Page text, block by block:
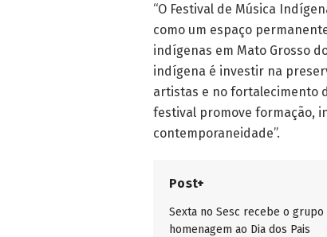
“O Festival de Música
como um espaço
indígenas em Mato Grosso
indígena é investir na
artistas e no fortalecimento
festival promove formação,
contemporaneidade”.
Post+
Sexta no Sesc recebe o grupo
homenagem ao Dia dos Pais